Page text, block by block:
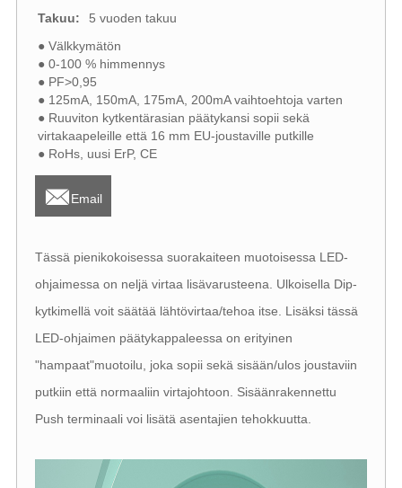
Takuu:
5 vuoden takuu
● Välkkymätön
● 0-100 % himmennys
● PF>0,95
● 125mA, 150mA, 175mA, 200mA vaihtoehtoja varten
● Ruuviton kytkentärasian päätykansi sopii sekä
virtakaapeleille että 16 mm EU-joustaville putkille
● RoHs, uusi ErP, CE
Email
Tässä pienikokoisessa suorakaiteen muotoisessa LED-
ohjaimessa on neljä virtaa lisävarusteena. Ulkoisella Dip-
kytkimellä voit säätää lähtövirtaa/tehoa itse. Lisäksi tässä
LED-ohjaimen päätykappaleessa on erityinen
"hampaat"muotoilu, joka sopii sekä sisään/ulos joustaviin
putkiin että normaaliin virtajohtoon. Sisäänrakennettu
Push terminaali voi lisätä asentajien tehokkuutta.